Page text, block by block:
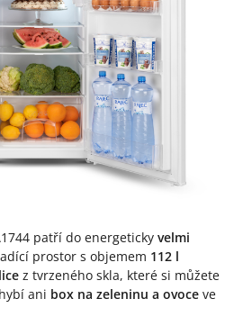
patří do energeticky velmi
prostor s objemem 112 l
z tvrzeného skla, které si můžete
ani box na zeleninu a ovoce ve